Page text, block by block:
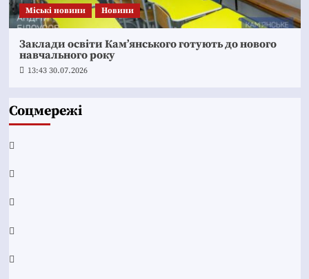
Mіські новини Новини
Заклади освіти Кам’янського готують до нового
навчального року
13:43 30.07.2026
Соцмережі
Facebook
YouTube
Telegram
Instagram
Twitter